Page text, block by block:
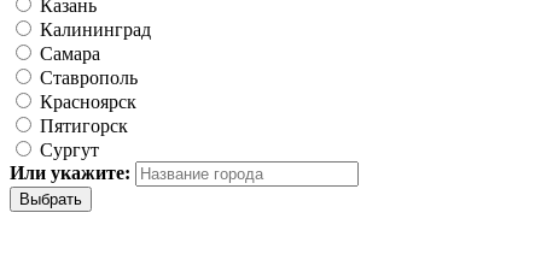
Казань
Калининград
Самара
Ставрополь
Красноярск
Пятигорск
Сургут
Или укажите: